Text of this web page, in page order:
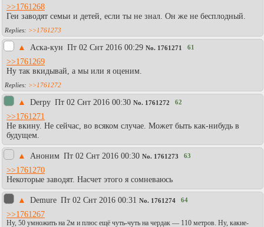
>>1761268
Геи заводят семьи и детей, если ты не знал. Он же не бесплодный.
>>1761273
▲ Аска-кун Пт 02 Снт 2016 00:29 No. 1761271 61
>>1761269
Ну так вкидывай, а мы или я оценим.
>>1761272
▲ Derpy Пт 02 Снт 2016 00:30 No. 1761272 62
>>1761271
Не вкину. Не сейчас, во всяком случае. Может быть как-нибудь в
будущем.
▲ Аноним Пт 02 Снт 2016 00:30 No. 1761273 63
>>1761270
Некоторые заводят. Насчет этого я сомневаюсь
▲ Demure Пт 02 Снт 2016 00:31 No. 1761274 64
>>1761267
Ну, 50 умножить на 2м и плюс ещё чуть-чуть на чердак — 110 метров. Ну, какие-